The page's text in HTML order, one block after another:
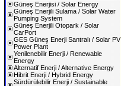
Güneş Enerjisi / Solar Energy
Güneş Enerjili Sulama / Solar Water
Pumping System
Güneş Enerjili Otopark / Solar
CarPort
GES Güneş Enerji Santralı / Solar PV
Power Plant
Yenilenebilir Enerji / Renewable
Energy
Alternatif Enerji / Alternative Energy
Hibrit Enerji / Hybrid Energy
Sürdürülebilir Enerji / Sustainable